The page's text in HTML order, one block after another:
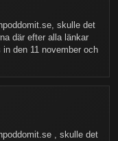
skulle det
där efter alla länkar
den 11 november och
, skulle det